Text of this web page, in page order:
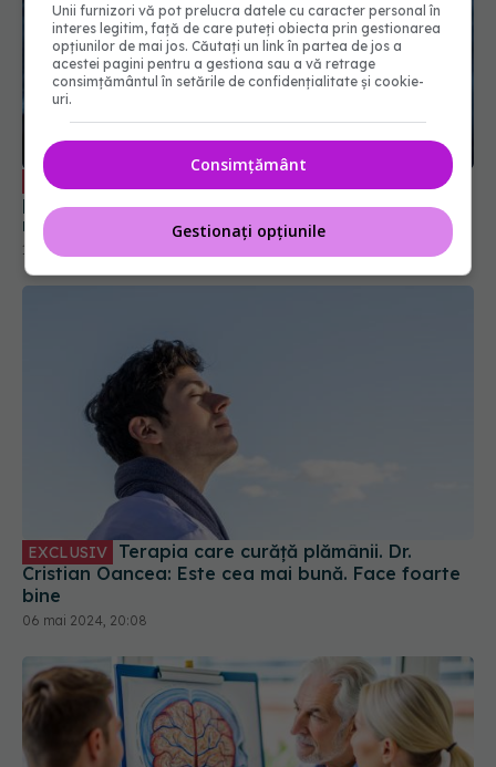
EXCLUSIV
pulmonar. Dr. Natalia Motaș: Vin din ce în ce mai
mulți pacienți în stadii avansate
10 apr 2024, 22:13
Terapia care curăță plămânii. Dr.
Cristian Oancea: Este cea mai bună. Face foarte
06 mai 2024, 20:08
Unii furnizori vă pot prelucra datele cu caracter personal în
interes legitim, față de care puteți obiecta prin gestionarea
opțiunilor de mai jos. Căutați un link în partea de jos a
acestei pagini pentru a gestiona sau a vă retrage
consimțământul în setările de confidențialitate și cookie-
uri.
Consimțământ
Gestionați opțiunile